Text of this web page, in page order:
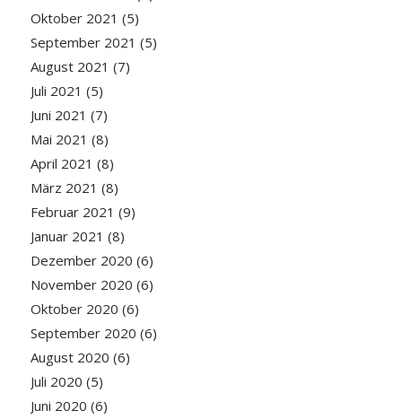
Oktober 2021 (5)
September 2021 (5)
August 2021 (7)
Juli 2021 (5)
Juni 2021 (7)
Mai 2021 (8)
April 2021 (8)
März 2021 (8)
Februar 2021 (9)
Januar 2021 (8)
Dezember 2020 (6)
November 2020 (6)
Oktober 2020 (6)
September 2020 (6)
August 2020 (6)
Juli 2020 (5)
Juni 2020 (6)